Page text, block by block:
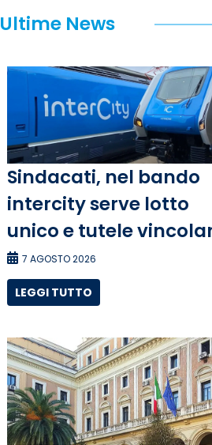
Ultime News
Sindacati, nel bando
intercity serve lotto
unico e tutele
7 AGOSTO 2026
LEGGI TUTTO